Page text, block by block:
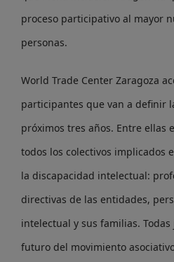
proceso participativo al mayor
personas.
World Trade Center Zaragoza
participantes que van a definir
próximos tres años. Entre ellas
todos los colectivos implicados
la discapacidad intelectual:
directivas de las entidades,
intelectual y sus familias.
futuro del movimiento